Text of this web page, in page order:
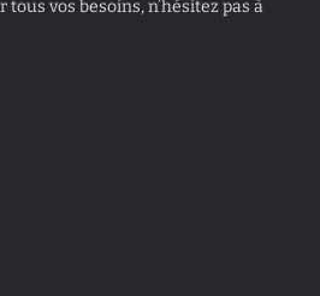
tous vos besoins, n’hésitez pas à